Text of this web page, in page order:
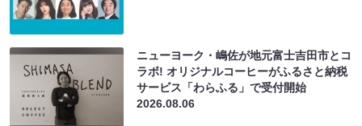
ニューヨーク・嶋佐が地元富士吉田市とコ
ラボ! オリジナルコーヒーがふるさと納税
サービス「わらふる」で受付開始
2026.08.06